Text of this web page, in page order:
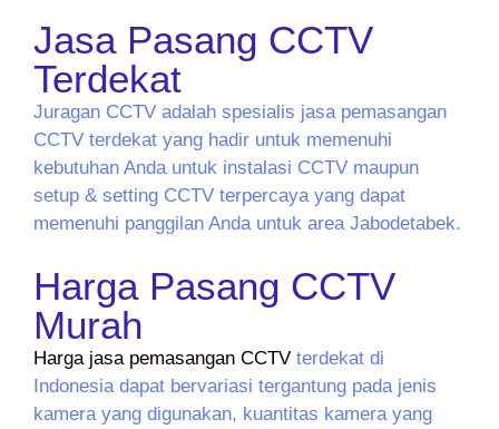
Jasa Pasang CCTV
Terdekat
Juragan CCTV adalah spesialis jasa pemasangan
CCTV terdekat yang hadir untuk memenuhi
kebutuhan Anda untuk instalasi CCTV maupun
setup & setting CCTV terpercaya yang dapat
memenuhi panggilan Anda untuk area Jabodetabek.
Harga Pasang CCTV
Murah
Harga jasa pemasangan CCTV terdekat di
Indonesia dapat bervariasi tergantung pada jenis
kamera yang digunakan, kuantitas kamera yang